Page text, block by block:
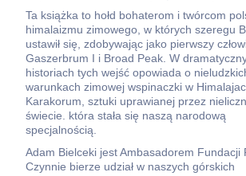
Ta książka to hołd bohaterom i twórcom
himalaizmu zimowego, w których szeregu
ustawił się, zdobywając jako pierwszy
Gaszerbrum I i Broad Peak. W
historiach tych wejść opowiada o
warunkach zimowej wspinaczki w
Karakorum, sztuki uprawianej przez
świecie. która stała się naszą narodową
specjalnością.
Adam Bielceki jest Ambasadorem Fundacji
Czynnie bierze udział w naszych górskich